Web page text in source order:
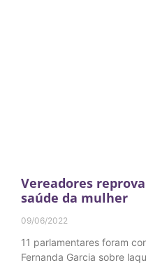
Vereadores
saúde da mulher
09/06/2022
11 parlamentares foram
Fernanda Garcia sobre